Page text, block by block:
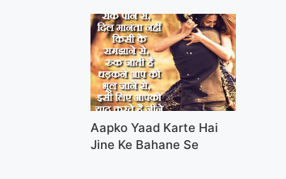
Aapko Yaad Karte Hai
Jine Ke Bahane Se